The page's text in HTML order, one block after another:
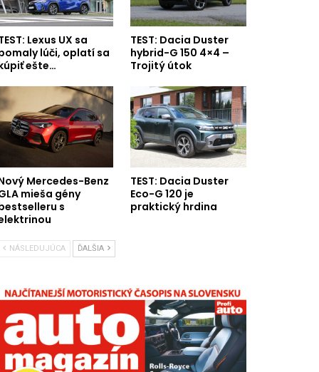
Lexus UX sa
lúči, oplatí sa
ešte…
TEST: Dacia Duster
hybrid-G 150 4×4 –
Trojitý útok
Mercedes-Benz
mieša gény
s
TEST: Dacia Duster
Eco-G 120 je
praktický hrdina
NÁSLEDUJÚCA ĎALŠIA